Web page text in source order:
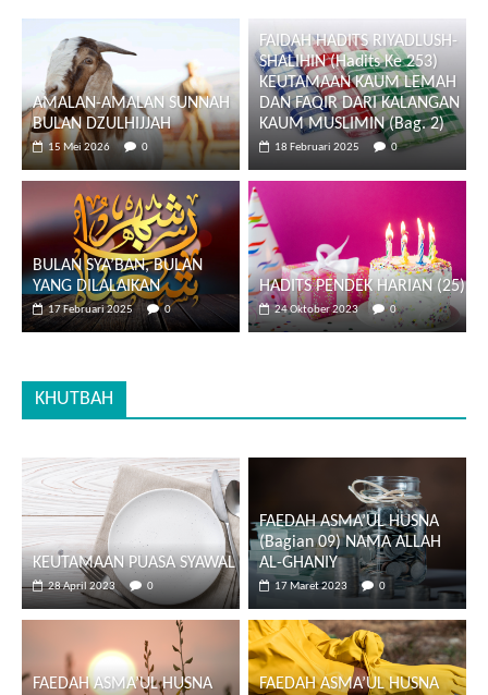
AMALAN-AMALAN SUNNAH
BULAN DZULHIJJAH
15 Mei 2026 0
FAIDAH HADITS RIYADLUSH-
SHALIHIN (Hadits Ke 253)
KEUTAMAAN KAUM LEMAH
DAN FAQIR DARI KALANGAN
KAUM MUSLIMIN (Bag. 2)
18 Februari 2025 0
BULAN SYA’BAN, BULAN
YANG DILALAIKAN
17 Februari 2025 0
HADITS PENDEK HARIAN (25)
24 Oktober 2023 0
KHUTBAH
KEUTAMAAN PUASA SYAWAL
28 April 2023 0
FAEDAH ASMA’UL HUSNA
(Bagian 09) NAMA ALLAH
AL-GHANIY
17 Maret 2023 0
FAEDAH ASMA’UL HUSNA FAEDAH ASMA’UL HUSNA